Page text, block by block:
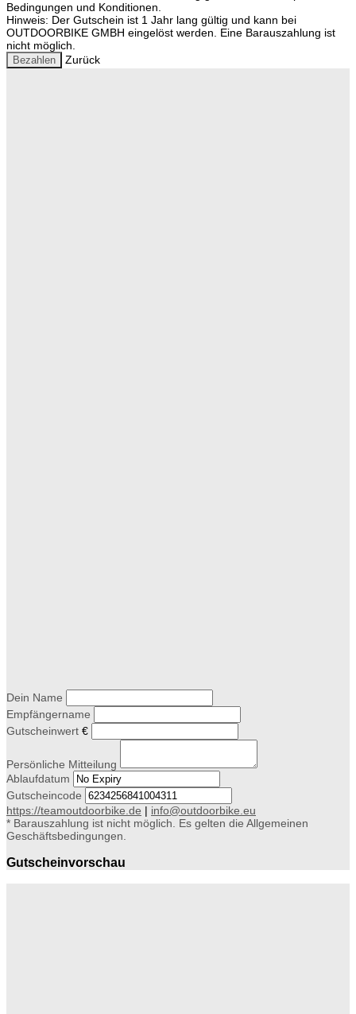
Bedingungen und Konditionen.
Hinweis: Der Gutschein ist 1 Jahr lang gültig und kann bei
OUTDOORBIKE GMBH eingelöst werden. Eine Barauszahlung ist
nicht möglich.
Bezahlen Zurück
Dein Name
Empfängername
Gutscheinwert €
Persönliche Mitteilung
Ablaufdatum
Gutscheincode
https://teamoutdoorbike.de | info@outdoorbike.eu
* Barauszahlung ist nicht möglich. Es gelten die Allgemeinen
Geschäftsbedingungen.
Gutscheinvorschau